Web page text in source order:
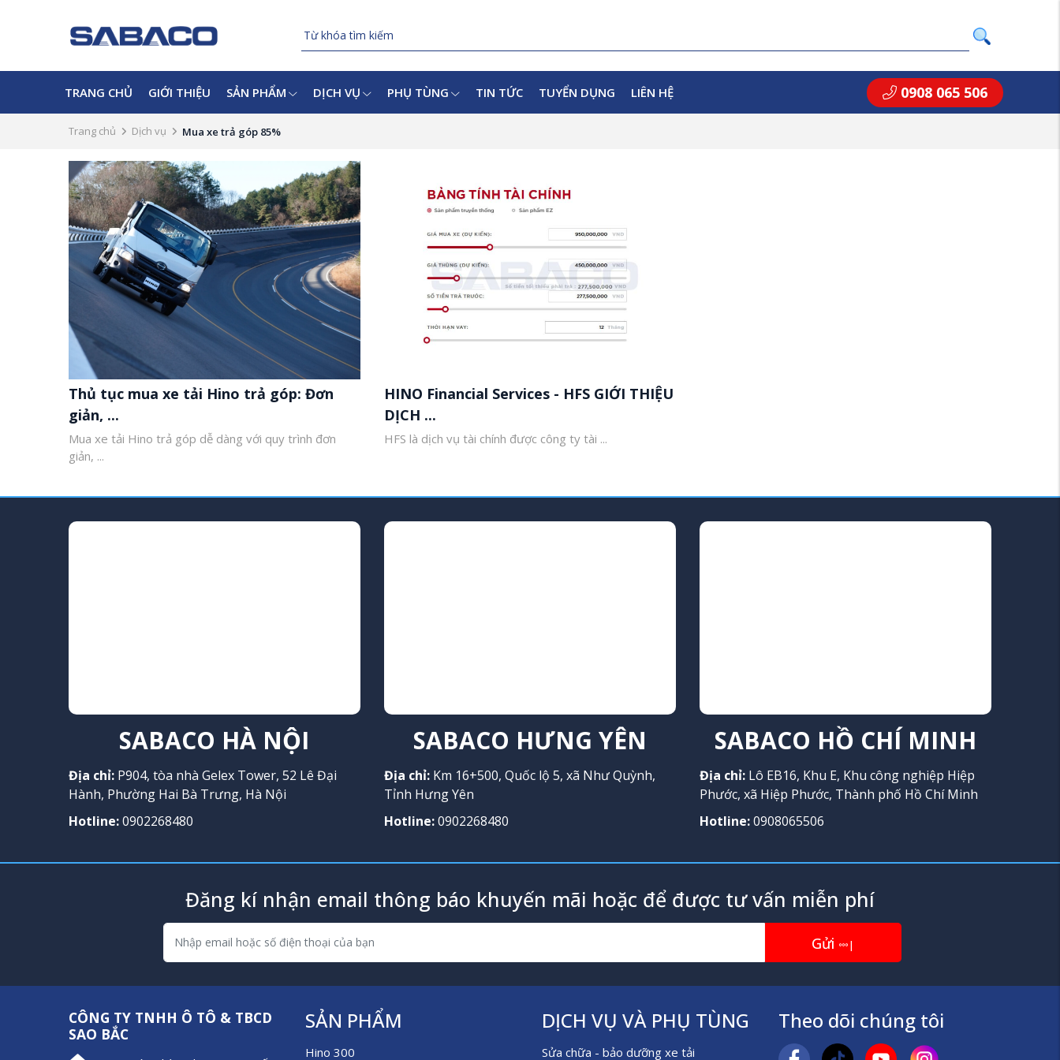
TRANG CHỦ GIỚI THIỆU SẢN PHẨM DỊCH VỤ PHỤ TÙNG TIN TỨC TUYỂN DỤNG LIÊN HỆ 0908 065 506
Trang chủ Dịch vụ Mua xe trả góp 85%
Thủ tục mua xe tải Hino trả góp: Đơn
giản, ...
Mua xe tải Hino trả góp dễ dàng với quy trình đơn
giản, ...
HINO Financial Services - HFS GIỚI THIỆU
DỊCH ...
HFS là dịch vụ tài chính được công ty tài ...
SABACO HÀ NỘI
Địa chỉ: P904, tòa nhà Gelex Tower, 52 Lê Đại
Hành, Phường Hai Bà Trưng, Hà Nội
Hotline:0902268480
SABACO HƯNG YÊN
Địa chỉ:Km 16+500, Quốc lộ 5, xã Như Quỳnh,
Tỉnh Hưng Yên
Hotline:0902268480
SABACO HỒ CHÍ MINH
Địa chỉ:Lô EB16, Khu E, Khu công nghiệp Hiệp
Phước, xã Hiệp Phước, Thành phố Hồ Chí Minh
Hotline:0908065506
Đăng kí nhận email thông báo khuyến mãi hoặc để được tư vấn miễn phí
Gửi |
CÔNG TY TNHH Ô TÔ & TBCD
SAO BẮC
SẢN PHẨM
Hino 300
DỊCH VỤ VÀ PHỤ TÙNG
Sửa chữa - bảo dưỡng xe tải
Theo dõi chúng tôi